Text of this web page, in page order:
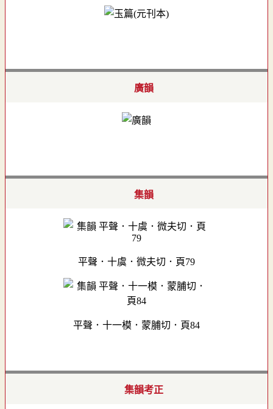
廣韻
集韻
平聲．十虞．微夫切．頁79
平聲．十一模．蒙脯切．頁84
集韻考正